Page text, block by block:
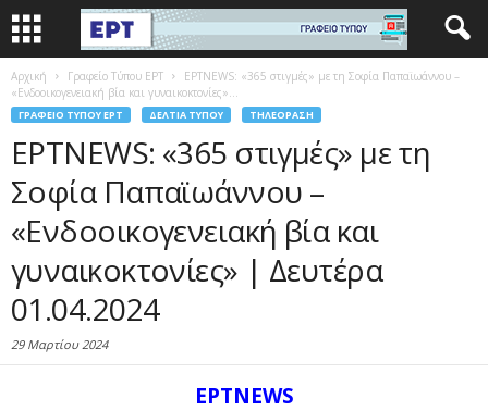
Αρχική Γραφείο Τύπου ΕΡΤ
ΕΡΤNEWS: «365 στιγμές» με τη Σοφία Παπαϊωάννου –
«Ενδοοικογενειακή βία και γυναικοκτονίες»...
ΓΡΑΦΕΊΟ ΤΎΠΟΥ ΕΡΤ ΔΕΛΤΊΑ ΤΎΠΟΥ ΤΗΛΕΌΡΑΣΗ
ΕΡΤNEWS: «365 στιγμές» με τη
Σοφία Παπαϊωάννου –
«Ενδοοικογενειακή βία και
γυναικοκτονίες» | Δευτέρα
01.04.2024
29 Μαρτίου 2024
ΕΡΤNEWS